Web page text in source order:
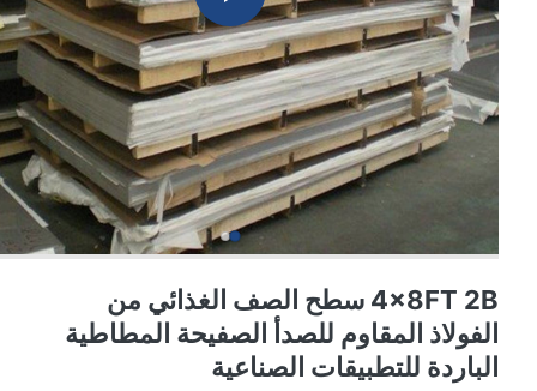
4x8FT 2B سطح الصف الغذائي من
الفولاذ المقاوم للصدأ الصفيحة المطاطية
الباردة للتطبيقات الصناعية